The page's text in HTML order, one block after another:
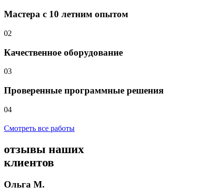
Мастера с 10 летним опытом
02
Качественное оборудование
03
Проверенные программные решения
04
Смотреть все работы
отзывы наших
клиентов
Ольга М.